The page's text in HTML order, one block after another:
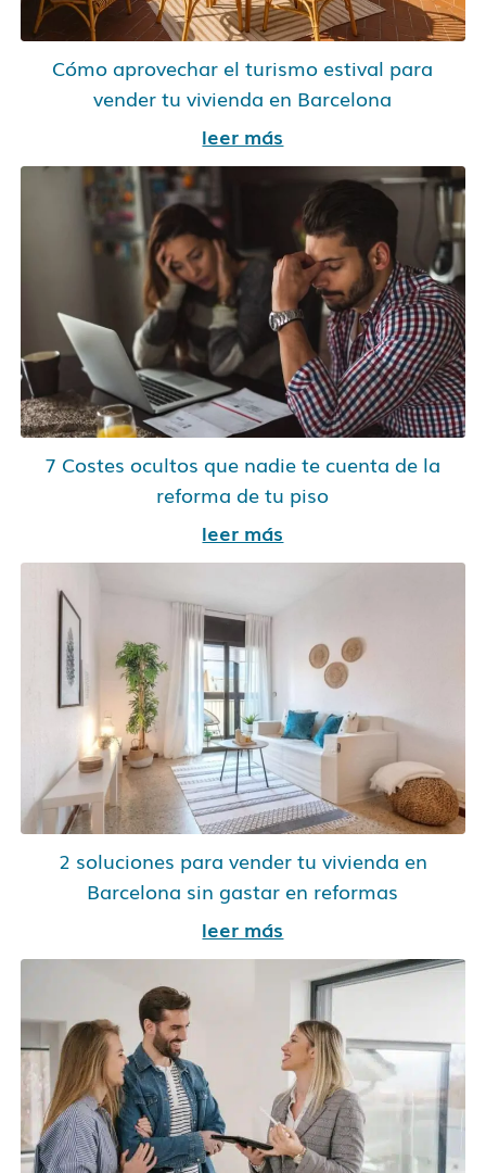
Cómo aprovechar el turismo estival para
vender tu vivienda en Barcelona
leer más
7 Costes ocultos que nadie te cuenta de la
reforma de tu piso
leer más
2 soluciones para vender tu vivienda en
Barcelona sin gastar en reformas
leer más